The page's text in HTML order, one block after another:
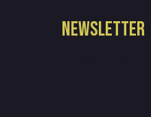
NEWSLETTER